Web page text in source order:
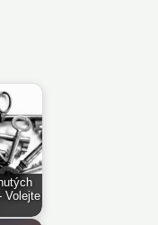
Volejte